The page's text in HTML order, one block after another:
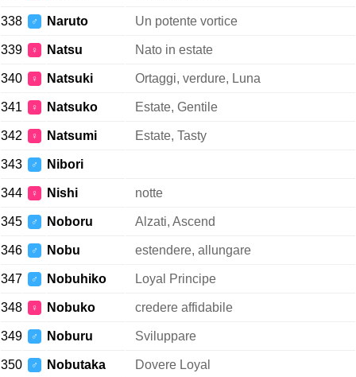
338 ♂ Naruto Un potente vortice
339 ♀ Natsu Nato in estate
340 ♀ Natsuki Ortaggi, verdure, Luna
341 ♀ Natsuko Estate, Gentile
342 ♀ Natsumi Estate, Tasty
343 ♂ Nibori
344 ♀ Nishi notte
345 ♂ Noboru Alzati, Ascend
346 ♂ Nobu estendere, allungare
347 ♂ Nobuhiko Loyal Principe
348 ♀ Nobuko credere affidabile
349 ♂ Noburu Sviluppare
350 ♂ Nobutaka Dovere Loyal